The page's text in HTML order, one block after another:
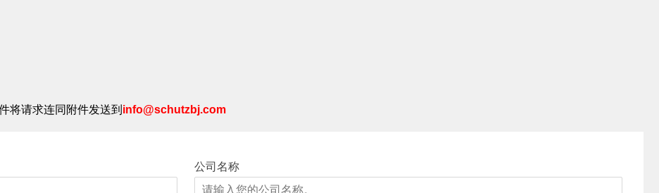
将请求连同附件发送到 info@schutzbj.com
公司名称